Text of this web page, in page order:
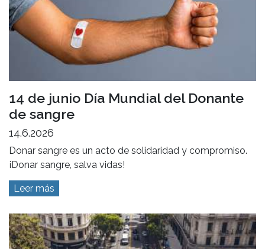
14 de junio Día Mundial del Donante
de sangre
14.6.2026
Donar sangre es un acto de solidaridad y compromiso.
¡Donar sangre, salva vidas!
Leer más